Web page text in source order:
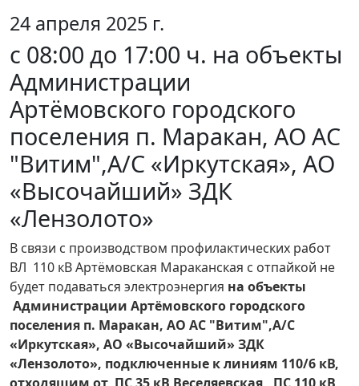
24 апреля 2025 г.
с 08:00 до 17:00 ч. на объекты
Администрации
Артёмовского городского
поселения п. Маракан, АО АС
"Витим",А/С «Иркутская», АО
«Высочайший» ЗДК
«Лензолото»
В связи с производством профилактических работ
ВЛ 110 кВ Артёмовская Мараканская с отпайкой не
будет подаваться электроэнергия на объекты
Администрации Артёмовского городского
поселения п. Маракан, АО АС "Витим",А/С
«Иркутская», АО «Высочайший» ЗДК
«Лензолото», подключенные к линиям 110/6 кВ,